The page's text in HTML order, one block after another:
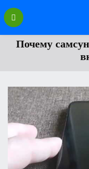
Перейти
содержанию
Почему